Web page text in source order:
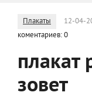
Плакаты 12-04-
коментариев: 0
плакат
зовет